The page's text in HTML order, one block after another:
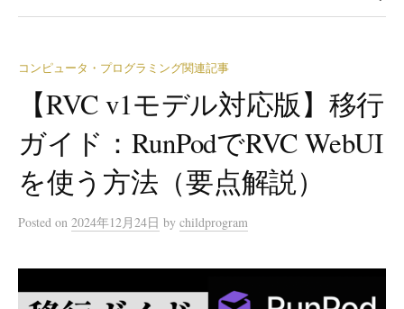
コンピュータ・プログラミング関連記事
【RVC v1モデル対応版】移行
ガイド：RunPodでRVC WebUI
を使う方法（要点解説）
Posted on 2024年12月24日 by childprogram